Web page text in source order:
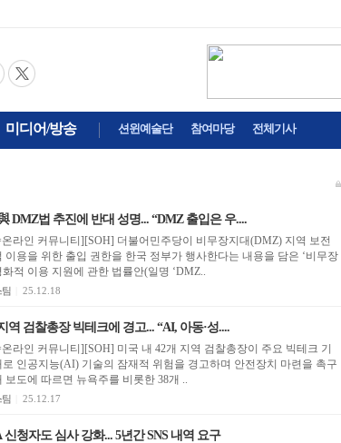
미디어/방송 션윈예술단 참여마당 전체기사
DMZ법 추진에 반대 성명... “DMZ 출입은 우....
라인 커뮤니티][SOH] 더불어민주당이 비무장지대(DMZ) 지역 보전
이용을 위한 출입 권한을 한국 정부가 행사한다는 내용을 담은 ‘비무장
화적 이용 지원에 관한 법률안(일명 ‘DMZ..
팀 25.12.18
역 검찰총장 빅테크에 경고... “AI, 아동·성....
라인 커뮤니티][SOH] 미국 내 42개 지역 검찰총장이 주요 빅테크 기
로 인공지능(AI) 기술의 잠재적 위험을 경고하며 안전장치 마련을 촉구
보도에 따르면 뉴욕주를 비롯한 38개 ..
팀 25.12.17
신청자도 심사 강화... 5년간 SNS 내역 요구